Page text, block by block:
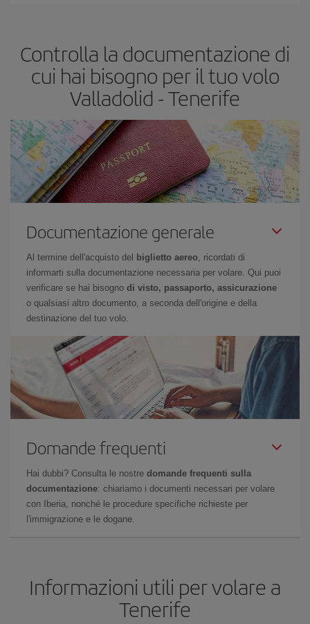
biglietti aerei, tanto più saranno convenienti. Inoltre, se cerchi i
voli con una certa flessibilità di date e orari di viaggio, potrai
scegliere il prezzo più conveniente.
Controlla la documentazione di
cui hai bisogno per il tuo volo
Valladolid - Tenerife
Documentazione generale
Al termine dell'acquisto del biglietto aereo, ricordati di
informarti sulla documentazione necessaria per volare. Qui puoi
verificare se hai bisogno di visto, passaporto, assicurazione
o qualsiasi altro documento, a seconda dell'origine e della
destinazione del tuo volo.
Domande frequenti
Hai dubbi? Consulta le nostre domande frequenti sulla
documentazione: chiariamo i documenti necessari per volare
con Iberia, nonché le procedure specifiche richieste per
l'immigrazione e le dogane.
Informazioni utili per volare a
Tenerife